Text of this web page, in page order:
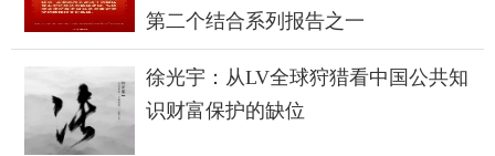
第二个结合系列报告之一
徐光宇：从LV全球狩猎看中国公共知
识财富保护的缺位